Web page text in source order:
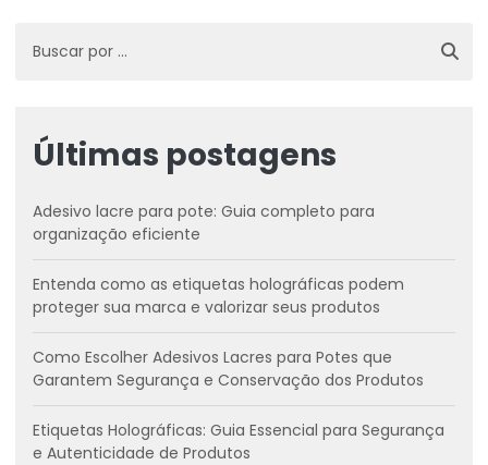
Últimas postagens
Adesivo lacre para pote: Guia completo para
organização eficiente
Entenda como as etiquetas holográficas podem
proteger sua marca e valorizar seus produtos
Como Escolher Adesivos Lacres para Potes que
Garantem Segurança e Conservação dos Produtos
Etiquetas Holográficas: Guia Essencial para Segurança
e Autenticidade de Produtos